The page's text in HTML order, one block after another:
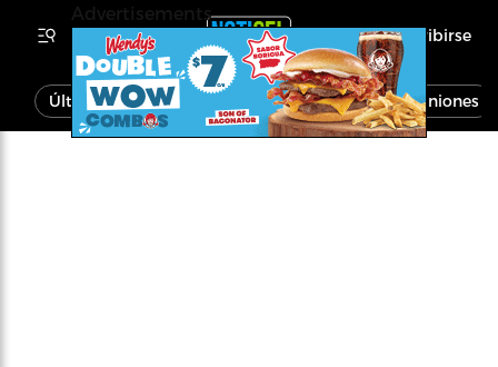
Inscribirse
Última Hora Noticias Economía Opiniones
Advertisements